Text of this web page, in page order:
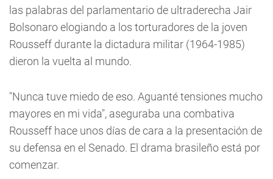
las palabras del parlamentario de ultraderecha Jair
Bolsonaro elogiando a los torturadores de la joven
Rousseff durante la dictadura militar (1964-1985)
dieron la vuelta al mundo.
"Nunca tuve miedo de eso. Aguanté tensiones mucho
mayores en mi vida", aseguraba una combativa
Rousseff hace unos días de cara a la presentación de
su defensa en el Senado. El drama brasileño está por
comenzar.